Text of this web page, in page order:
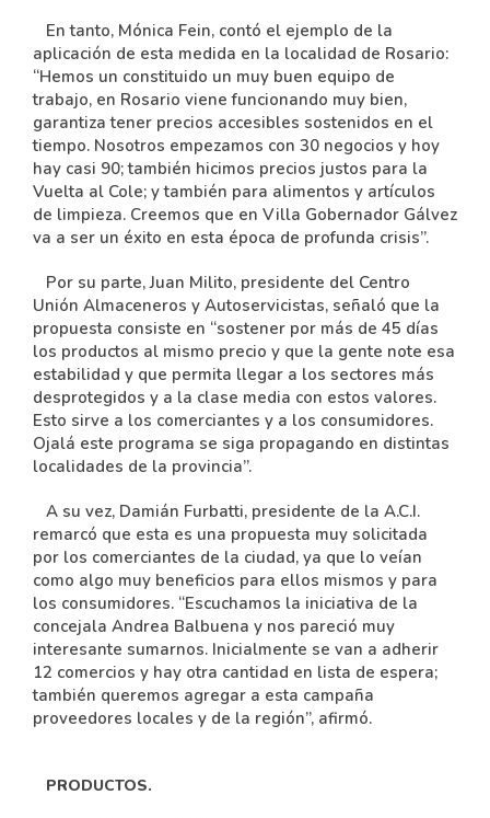
En tanto, Mónica Fein, contó el ejemplo de la
aplicación de esta medida en la localidad de Rosario:
“Hemos un constituido un muy buen equipo de
trabajo, en Rosario viene funcionando muy bien,
garantiza tener precios accesibles sostenidos en el
tiempo. Nosotros empezamos con 30 negocios y hoy
hay casi 90; también hicimos precios justos para la
Vuelta al Cole; y también para alimentos y artículos
de limpieza. Creemos que en Villa Gobernador Gálvez
va a ser un éxito en esta época de profunda crisis”.
Por su parte, Juan Milito, presidente del Centro
Unión Almaceneros y Autoservicistas, señaló que la
propuesta consiste en “sostener por más de 45 días
los productos al mismo precio y que la gente note esa
estabilidad y que permita llegar a los sectores más
desprotegidos y a la clase media con estos valores.
Esto sirve a los comerciantes y a los consumidores.
Ojalá este programa se siga propagando en distintas
localidades de la provincia”.
A su vez, Damián Furbatti, presidente de la A.C.I.
remarcó que esta es una propuesta muy solicitada
por los comerciantes de la ciudad, ya que lo veían
como algo muy beneficios para ellos mismos y para
los consumidores. “Escuchamos la iniciativa de la
concejala Andrea Balbuena y nos pareció muy
interesante sumarnos. Inicialmente se van a adherir
12 comercios y hay otra cantidad en lista de espera;
también queremos agregar a esta campaña
proveedores locales y de la región”, afirmó.
PRODUCTOS.